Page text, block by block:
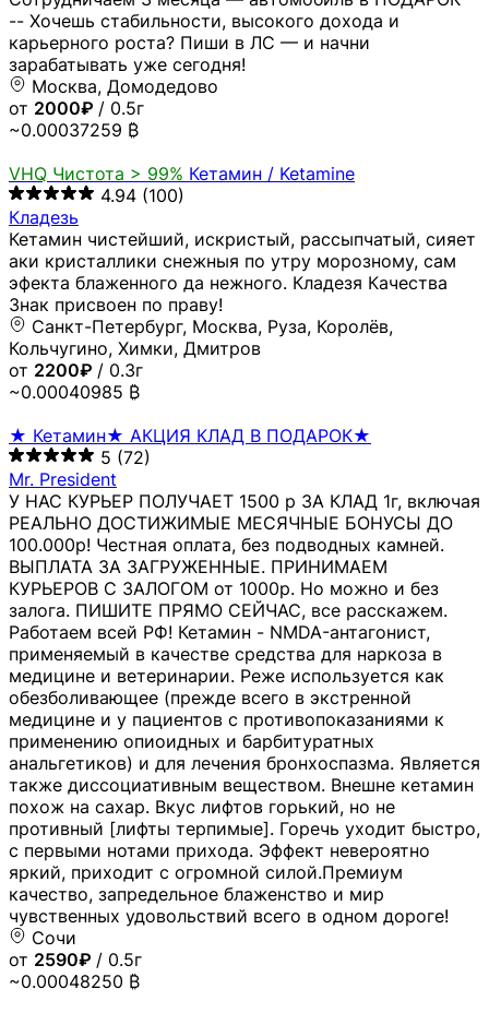
-- Хочешь стабильности, высокого дохода и
карьерного роста? Пиши в ЛС — и начни
зарабатывать уже сегодня!
Москва, Домодедово
от 2000₽ / 0.5г
~0.00037259 ₿
VHQ Чистота > 99% Кетамин / Ketamine
4.94 (100)
Кладезь
Кетамин чистейший, искристый, рассыпчатый, сияет
аки кристаллики снежныя по утру морозному, сам
эфекта блаженного да нежного. Кладезя Качества
Знак присвоен по праву!
Санкт-Петербург, Москва, Руза, Королёв,
Кольчугино, Химки, Дмитров
от 2200₽ / 0.3г
~0.00040985 ₿
★ Кетамин★ АКЦИЯ КЛАД В ПОДАРОК★
5 (72)
Mr. President
У НАС КУРЬЕР ПОЛУЧАЕТ 1500 р ЗА КЛАД 1г, включая
РЕАЛЬНО ДОСТИЖИМЫЕ МЕСЯЧНЫЕ БОНУСЫ ДО
100.000р! Честная оплата, без подводных камней.
ВЫПЛАТА ЗА ЗАГРУЖЕННЫЕ. ПРИНИМАЕМ
КУРЬЕРОВ С ЗАЛОГОМ от 1000р. Но можно и без
залога. ПИШИТЕ ПРЯМО СЕЙЧАС, все расскажем.
Работаем всей РФ! Кетамин - NMDA-антагонист,
применяемый в качестве средства для наркоза в
медицине и ветеринарии. Реже используется как
обезболивающее (прежде всего в экстренной
медицине и у пациентов с противопоказаниями к
применению опиоидных и барбитуратных
анальгетиков) и для лечения бронхоспазма. Является
также диссоциативным веществом. Внешне кетамин
похож на сахар. Вкус лифтов горький, но не
противный [лифты терпимые]. Горечь уходит быстро,
с первыми нотами прихода. Эффект невероятно
яркий, приходит с огромной силой.Премиум
качество, запредельное блаженство и мир
чувственных удовольствий всего в одном дороге!
Сочи
от 2590₽ / 0.5г
~0.00048250 ₿